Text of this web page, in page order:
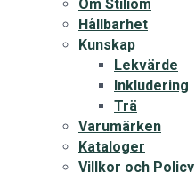
Om Stiliom
Hållbarhet
Kunskap
Lekvärde
Inkludering
Trä
Varumärken
Kataloger
Villkor och Policy